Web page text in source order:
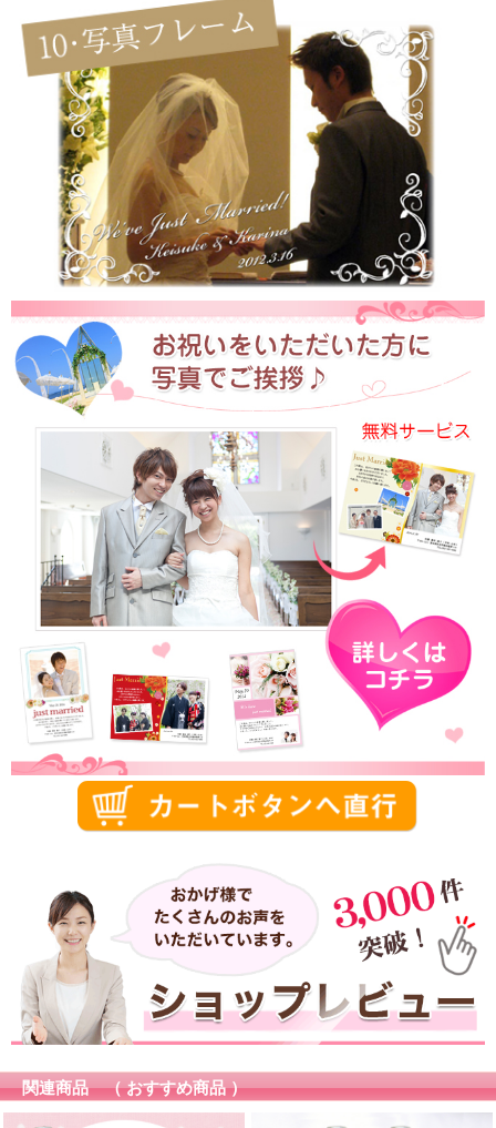
関連商品 （ おすすめ商品 ）